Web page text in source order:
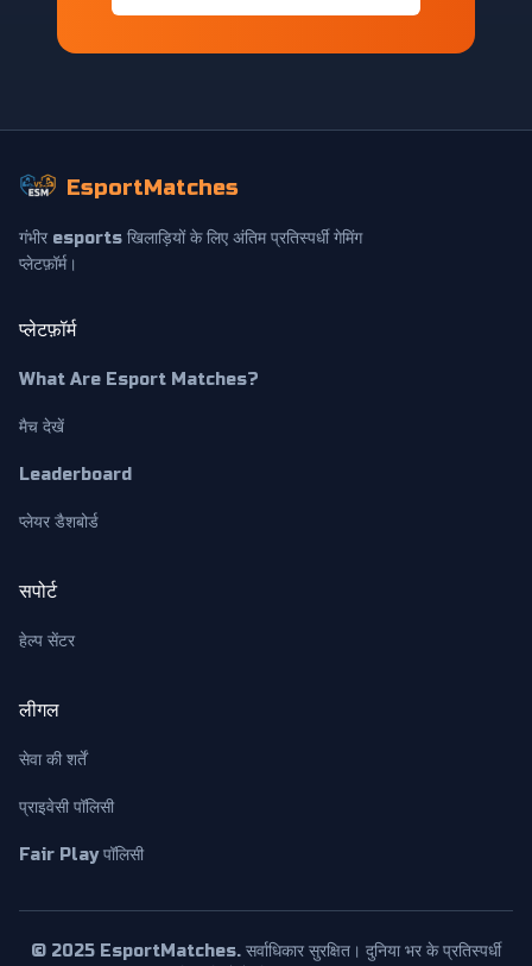
EsportMatches
गंभीर esports खिलाड़ियों के लिए अंतिम प्रतिस्पर्धी गेमिंग
प्लेटफ़ॉर्म।
प्लेटफ़ॉर्म
What Are Esport Matches?
मैच देखें
Leaderboard
प्लेयर डैशबोर्ड
सपोर्ट
हेल्प सेंटर
लीगल
सेवा की शर्तें
प्राइवेसी पॉलिसी
Fair Play पॉलिसी
© 2025 EsportMatches. सर्वाधिकार सुरक्षित। दुनिया भर के प्रतिस्पर्धी